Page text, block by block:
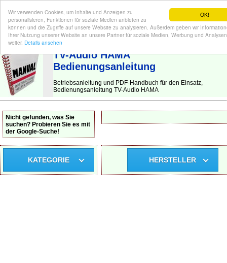
OK!
Wir verwenden Cookies, um Inhalte und Anzeigen zu
personalisieren, Funktionen für soziale Medien anbieten zu
können und die Zugriffe auf unsere Website zu analysieren. Außerdem geben wir
Ihrer Nutzung unserer Website an unsere Partner für soziale Medien, Werbung und Analysen
weiter. Details ansehen
BEDIENUNGSANLEITUNG | Hier finden Sie die deutsche Anleitung!
TV-Audio HAMA
Bedienungsanleitung
Betriebsanleitung und PDF-Handbuch für den Einsatz,
Bedienungsanleitung TV-Audio HAMA
Nicht gefunden, was Sie
suchen? Probieren Sie es mit
der Google-Suche!
KATEGORIE HERSTELLER